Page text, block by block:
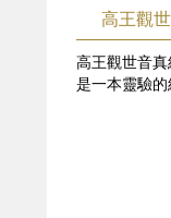
高王觀
高王觀世音真
是一本靈驗的